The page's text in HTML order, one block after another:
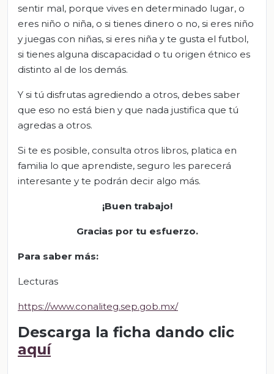
sentir mal, porque vives en determinado lugar, o
eres niño o niña, o si tienes dinero o no, si eres niño
y juegas con niñas, si eres niña y te gusta el futbol,
si tienes alguna discapacidad o tu origen étnico es
distinto al de los demás.
Y si tú disfrutas agrediendo a otros, debes saber
que eso no está bien y que nada justifica que tú
agredas a otros.
Si te es posible, consulta otros libros, platica en
familia lo que aprendiste, seguro les parecerá
interesante y te podrán decir algo más.
¡Buen trabajo!
Gracias por tu esfuerzo.
Para saber más:
Lecturas
https://www.conaliteg.sep.gob.mx/
Descarga la ficha dando clic
aquí